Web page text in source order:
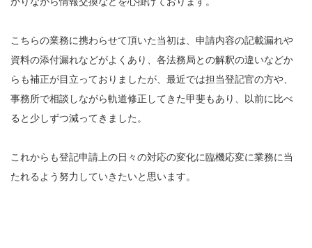
こちらの業務に携わらせて頂いた当初は、申請内容の記載漏れや
資料の添付漏れなどがよくあり、各法務局との解釈の違いなどか
らも補正が目立っておりましたが、最近では担当登記官の方や、
事務所で相談しながら軌道修正してきた甲斐もあり、以前に比べ
ると少しずつ減ってきました。
これからも登記申請上の日々の対応の変化に臨機応変に業務に当
たれるよう努力していきたいと思います。